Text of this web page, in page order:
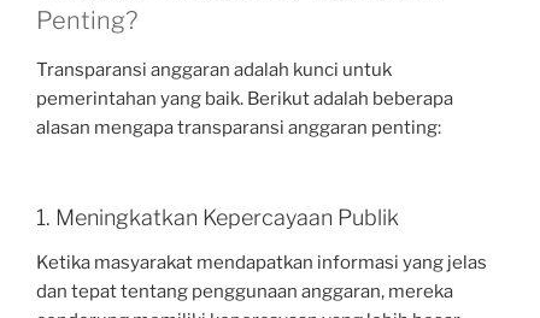
Penting?
Transparansi anggaran adalah kunci untuk
pemerintahan yang baik. Berikut adalah beberapa
alasan mengapa transparansi anggaran penting:
1. Meningkatkan Kepercayaan Publik
Ketika masyarakat mendapatkan informasi yang jelas
dan tepat tentang penggunaan anggaran, mereka